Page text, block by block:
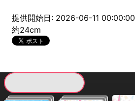
提供開始日: 2026-06-11 00:00:00
約24cm